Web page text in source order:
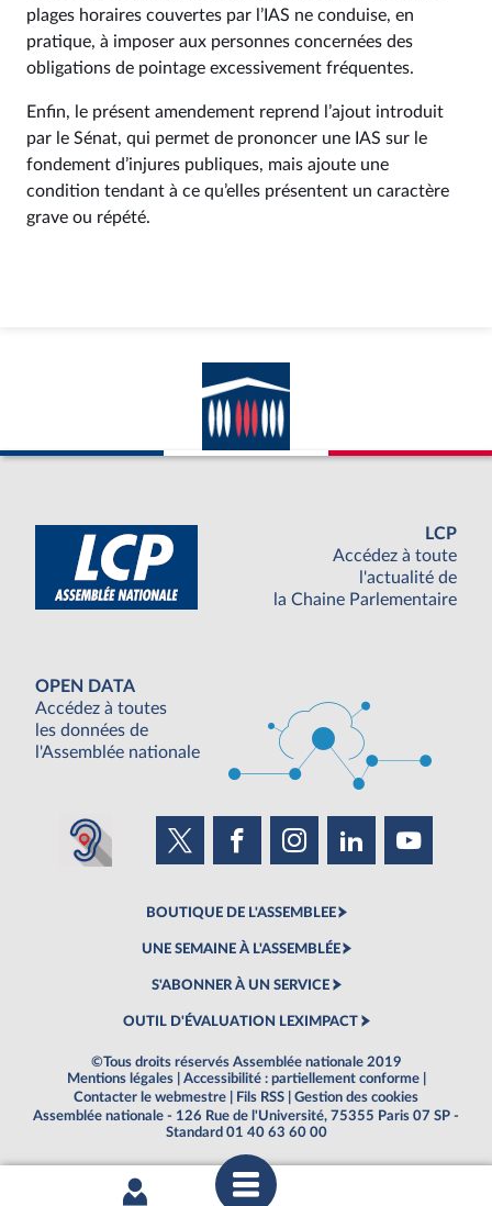
plages horaires couvertes par l’IAS ne conduise, en
pratique, à imposer aux personnes concernées des
obligations de pointage excessivement fréquentes.
Enfin, le présent amendement reprend l’ajout introduit
par le Sénat, qui permet de prononcer une IAS sur le
fondement d’injures publiques, mais ajoute une
condition tendant à ce qu’elles présentent un caractère
grave ou répété.
LCP
Accédez à toute
l'actualité de
la Chaine Parlementaire
OPEN DATA
Accédez à toutes
les données de
l'Assemblée nationale
BOUTIQUE DE L'ASSEMBLEE
UNE SEMAINE À L'ASSEMBLÉE
S'ABONNER À UN SERVICE
OUTIL D'ÉVALUATION LEXIMPACT
©Tous droits réservés Assemblée nationale 2019
Mentions légales
Accessibilité : partiellement conforme
Contacter le webmestre
Fils RSS
Gestion des cookies
Assemblée nationale - 126 Rue de l'Université, 75355 Paris 07 SP -
Standard 01 40 63 60 00